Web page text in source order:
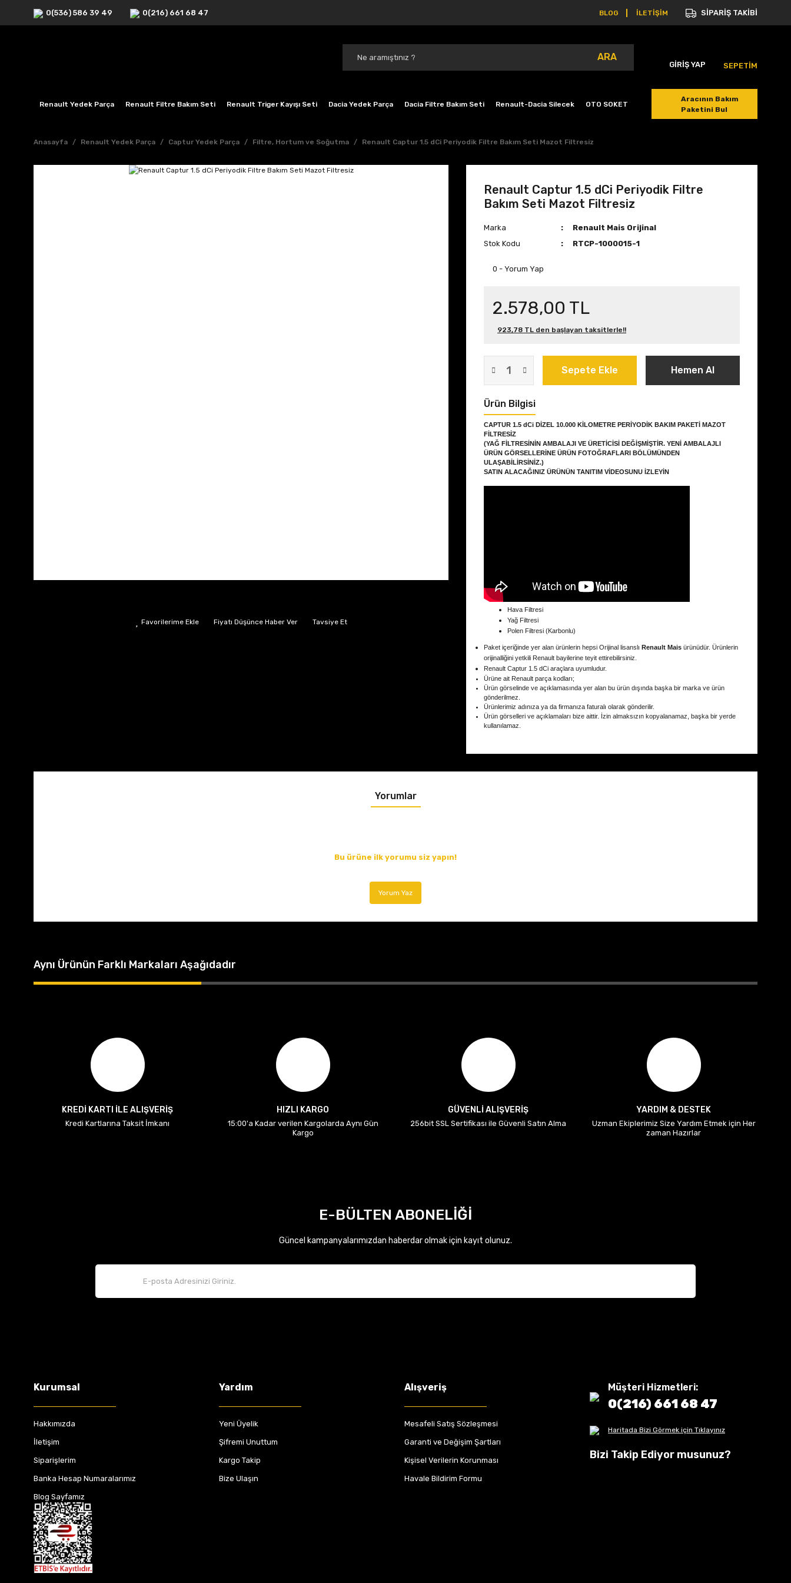
0(536) 586 39 49 0(216) 661 68 47 BLOG İLETİŞİM SİPARİŞ TAKİBİ
ARA
GİRİŞ YAP SEPETİM
Renault Yedek Parça Renault Filtre Bakım Seti Renault Triger Kayışı Seti Dacia Yedek Parça Dacia Filtre Bakım Seti Renault-Dacia Silecek OTO SOKET
Aracının Bakım
Paketini Bul
Anasayfa Renault Yedek Parça Captur Yedek Parça Filtre, Hortum ve Soğutma Renault Captur 1.5 dCi Periyodik Filtre Bakım Seti Mazot Filtresiz
Fiyatı Düşünce Haber Ver Tavsiye Et
Renault Captur 1.5 dCi Periyodik Filtre
Bakım Seti Mazot Filtresiz
Marka
Renault Mais Orijinal
Stok Kodu
RTCP-1000015-1
0 - Yorum Yap
2.578,00 TL
923,78 TL den başlayan taksitlerle!!
Sepete Ekle Hemen Al
Ürün Bilgisi
CAPTUR 1.5 dCi DİZEL 10.000 KİLOMETRE PERİYODİK BAKIM PAKETİ MAZOT
FİLTRESİZ
(YAĞ FİLTRESİNİN AMBALAJI VE ÜRETİCİSİ DEĞİŞMİŞTİR. YENİ AMBALAJLI
ÜRÜN GÖRSELLERİNE ÜRÜN FOTOĞRAFLARI BÖLÜMÜNDEN
ULAŞABİLİRSİNİZ.)
SATIN ALACAĞINIZ ÜRÜNÜN TANITIM VİDEOSUNU İZLEYİN
Hava Filtresi
Yağ Filtresi
Polen Filtresi (Karbonlu)
Paket içeriğinde yer alan ürünlerin hepsi Orijinal lisanslı Renault Mais ürünüdür. Ürünlerin
orijinalliğini yetkili Renault bayilerine teyit ettirebilirsiniz.
Renault Captur 1.5 dCi araçlara uyumludur.
Ürüne ait Renault parça kodları;
Ürün görselinde ve açıklamasında yer alan bu ürün dışında başka bir marka ve ürün
gönderilmez.
Ürünlerimiz adınıza ya da firmanıza faturalı olarak gönderilir.
Ürün görselleri ve açıklamaları bize aittir. İzin almaksızın kopyalanamaz, başka bir yerde
kullanılamaz.
Yorumlar
Bu ürüne ilk yorumu siz yapın!
Yorum Yaz
Aynı Ürünün Farklı Markaları Aşağıdadır
5.328,00 TL
7700424093
KREDİ KARTI İLE ALIŞVERİŞ
Kredi Kartlarına Taksit İmkanı
HIZLI KARGO
15:00'a Kadar verilen Kargolarda Aynı Gün
Kargo
GÜVENLİ ALIŞVERİŞ
256bit SSL Sertifikası ile Güvenli Satın Alma
YARDIM & DESTEK
Uzman Ekiplerimiz Size Yardım Etmek için Her
zaman Hazırlar
E-BÜLTEN ABONELİĞİ
Güncel kampanyalarımızdan haberdar olmak için kayıt olunuz.
Kurumsal
Hakkımızda
İletişim
Siparişlerim
Banka Hesap Numaralarımız
Blog Sayfamız
Yardım
Yeni Üyelik
Şifremi Unuttum
Kargo Takip
Bize Ulaşın
Alışveriş
Mesafeli Satış Sözleşmesi
Garanti ve Değişim Şartları
Kişisel Verilerin Korunması
Havale Bildirim Formu
Müşteri Hizmetleri:
0(216) 661 68 47
Haritada Bizi Görmek için Tıklayınız
Bizi Takip Ediyor musunuz?